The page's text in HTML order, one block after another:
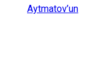
Aytmatov’un